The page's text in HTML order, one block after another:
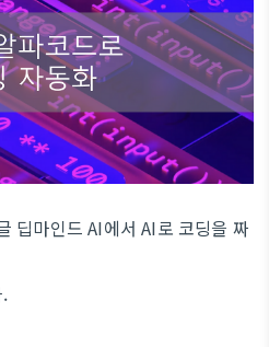
딥마인드 AI에서 AI로 코딩을 짜